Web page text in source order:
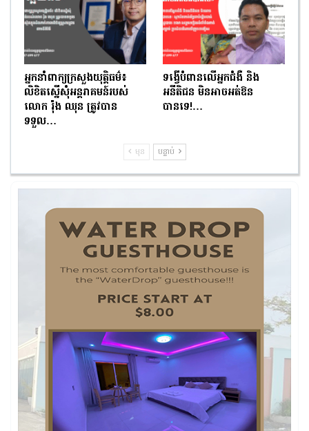
អ្នកនាំពាក្យក្រសួងយុត្តិធម៌៖
លិខិតស្នើសុំអន្តរាគមន៍របស់
លោក រ៉ុង ឈុន ត្រូវបាន
ទទួល…
ទង្វើបំពានលើអ្នកជំងឺ និង
អនីតិជន មិនអាចអត់ឱន
បានទេ!…
មុន បន្ទាប់